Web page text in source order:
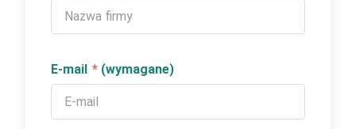
E-mail * (wymagane)